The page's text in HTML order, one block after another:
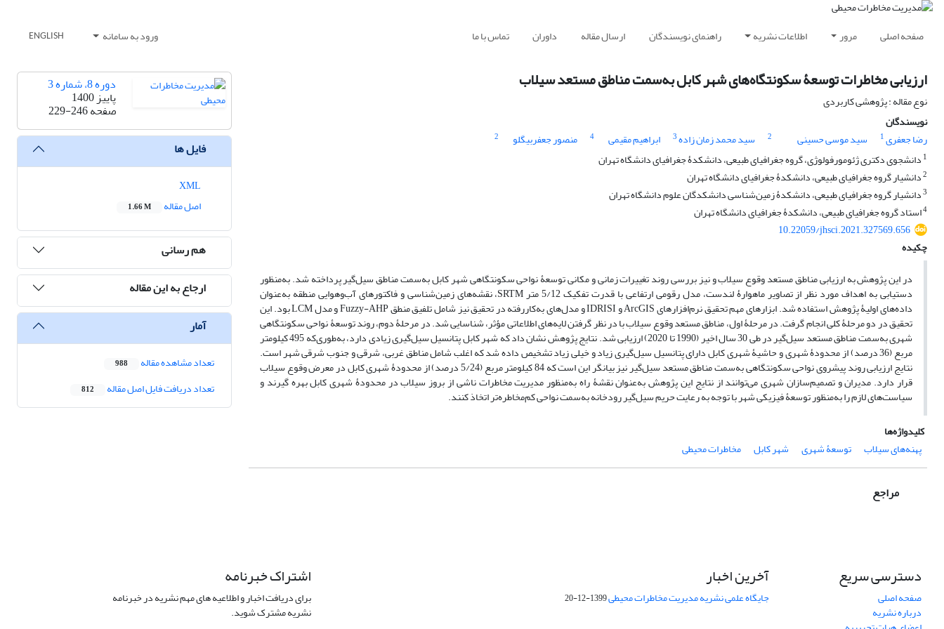
صفحه اصلی مرور اطلاعات نشریه راهنمای نویسندگان ارسال مقاله داوران تماس با ما ورود به سامانه ENGLISH
ارزیابی مخاطرات توسعۀ سکونتگاه‌های شهر کابل به‌سمت مناطق مستعد سیلاب
نوع مقاله : پژوهشی کاربردی
نویسندگان
رضا جعفری1 سید موسی حسینی 2 سید محمد زمان زاده3 ابراهیم مقیمی 4 منصور جعفربیگلو
2
1 دانشجوی دکتری ژئومورفولوژی، گروه جغرافیای طبیعی، دانشکدۀ جغرافیای دانشگاه تهران
2دانشیار گروه جغرافیای طبیعی، دانشکدۀ جغرافیای دانشگاه تهران
3دانشیار گروه جغرافیای طبیعی، دانشکدۀ زمین‌شناسی دانشکدگان علوم دانشگاه تهران
4استاد گروه جغرافیای طبیعی، دانشکدۀ جغرافیای دانشگاه تهران
10.22059/jhsci.2021.327569.656
چکیده
در این پژوهش به ارزیابی مناطق مستعد وقوع سیلاب و نیز بررسی روند تغییرات زمانی و مکانی توسعۀ نواحی سکونتگاهی شهر کابل به‌سمت مناطق سیل‌گیر پرداخته شد. به‌منظور
دستیابی به اهداف مورد نظر از تصاویر ماهوارۀ لندست، مدل رقومی ارتفاعی با قدرت تفکیک 5/12 متر SRTM، نقشه‌های زمین‌شناسی و فاکتورهای آب‌و‌هوایی منطقه به‌عنوان
داده‌های اولیۀ پژوهش استفاده شد. ابزارهای مهم تحقیق نرم‌افزارهای ArcGIS و IDRISI و مدل‌های به‌کاررفته در تحقیق نیز شامل تلفیق منطق Fuzzy-AHP و مدل LCM بود. این
تحقیق در دو مرحلۀ کلی انجام گرفت. در مرحلۀ اول، مناطق مستعد وقوع سیلاب با در نظر گرفتن لایه‌های اطلاعاتی مؤثر، شناسایی شد. در مرحلۀ دوم، روند توسعۀ نواحی سکونتگاهی
شهری به‌سمت مناطق مستعد سیل‌گیر در طی 30 سال اخیر (1990 تا 2020) ارزیابی شد. نتایج پژوهش نشان داد که شهر کابل پتانسیل سیل‌گیری زیادی دارد، به‌طوری‌که 495 کیلومتر
مربع (36 درصد) از محدودۀ شهری و حاشیۀ شهری کابل دارای پتانسیل سیل‌گیری زیاد و خیلی زیاد تشخیص داده شد که اغلب شامل مناطق غربی، شرقی و جنوب شرقی شهر است.
نتایج ارزیابی روند پیشروی نواحی سکونتگاهی به‌سمت مناطق مستعد سیل‌گیر نیز بیانگر این است که 84 کیلومتر مربع (5/24 درصد) از محدودۀ شهری کابل در معرض وقوع سیلاب
قرار دارد. مدیران و تصمیم‌سازان شهری می‌توانند از نتایج این پژوهش به‌عنوان نقشۀ راه به‌منظور مدیریت مخاطرات ناشی از بروز سیلاب در محدودۀ شهری کابل بهره گیرند و
سیاست‌های لازم را به‌منظور توسعۀ فیزیکی شهر با توجه به رعایت حریم سیل‌گیر رودخانه به‌سمت نواحی کم‌مخاطره‌‌تر اتخاذ کنند.
کلیدواژه‌ها
پهنه‌های سیلاب
توسعۀ شهری شهر کابل مخاطرات محیطی
مراجع
دوره 8، شماره 3
پاییز 1400
صفحه229-246
فایل ها
اصل مقاله
1.66 M
هم رسانی
ارجاع به این مقاله
آمار
تعداد مشاهده مقاله 988
تعداد دریافت فایل اصل مقاله 812
دسترسی سریع
صفحه اصلی
درباره نشریه
آخرین اخبار
جایگاه علمی نشریه مدیریت مخاطرات محیطی1399-12-20
اشتراک خبرنامه
برای دریافت اخبار و اطلاعیه های مهم نشریه در خبرنامه
نشریه مشترک شوید.